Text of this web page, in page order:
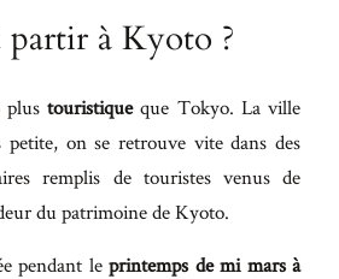
partir à Kyoto ?
plustouristiqueque Tokyo. La ville
petite, on se retrouve vite dans des
remplis de touristes venus de
du patrimoine de Kyoto.
pendant leprintemps de mi mars à